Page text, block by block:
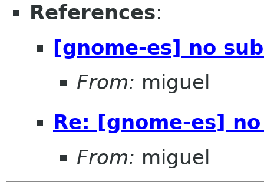
References:
[gnome-es] no
From: miguel
Re: [gnome-es]
From: miguel